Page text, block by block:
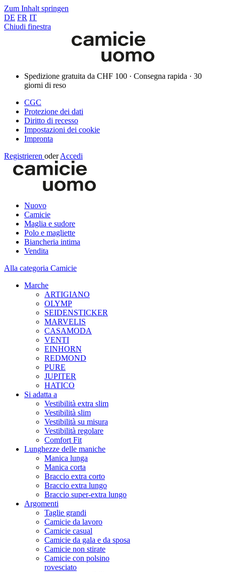
Zum Inhalt springen
DE FR IT
Chiudi finestra
Spedizione gratuita da CHF 100 · Consegna rapida · 30
giorni di reso
CGC
Protezione dei dati
Diritto di recesso
Impostazioni dei cookie
Impronta
Registrieren oder Accedi
Nuovo
Camicie
Maglia e sudore
Polo e magliette
Biancheria intima
Vendita
Alla categoria Camicie
Marche
ARTIGIANO
OLYMP
SEIDENSTICKER
MARVELIS
CASAMODA
VENTI
EINHORN
REDMOND
PURE
JUPITER
HATICO
Si adatta a
Vestibilità extra slim
Vestibilità slim
Vestibilità su misura
Vestibilità regolare
Comfort Fit
Lunghezze delle maniche
Manica lunga
Manica corta
Braccio extra corto
Braccio extra lungo
Braccio super-extra lungo
Argomenti
Taglie grandi
Camicie da lavoro
Camicie casual
Camicie da gala e da sposa
Camicie non stirate
Camicie con polsino
rovesciato